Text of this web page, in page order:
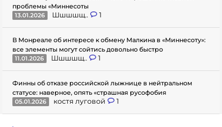
проблемы «Миннесоты
13.01.2026
Шшшшщ.. 1
В Монреале об интересе к обмену Малкина в «Миннесоту»:
все элементы могут сойтись довольно быстро
11.01.2026
Шшшшщ.. 1
Финны об отказе российской лыжнице в нейтральном
статусе: наверное, опять «страшная русофобия
05.01.2026
костя луговой 1